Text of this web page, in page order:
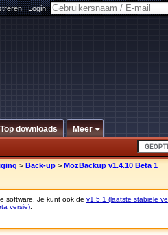
|Login:
Top downloads Meer
> Back-up > MozBackup v1.4.10 Beta 1
software. Je kunt ook de v1.5.1 (laatste stabiele
versie)